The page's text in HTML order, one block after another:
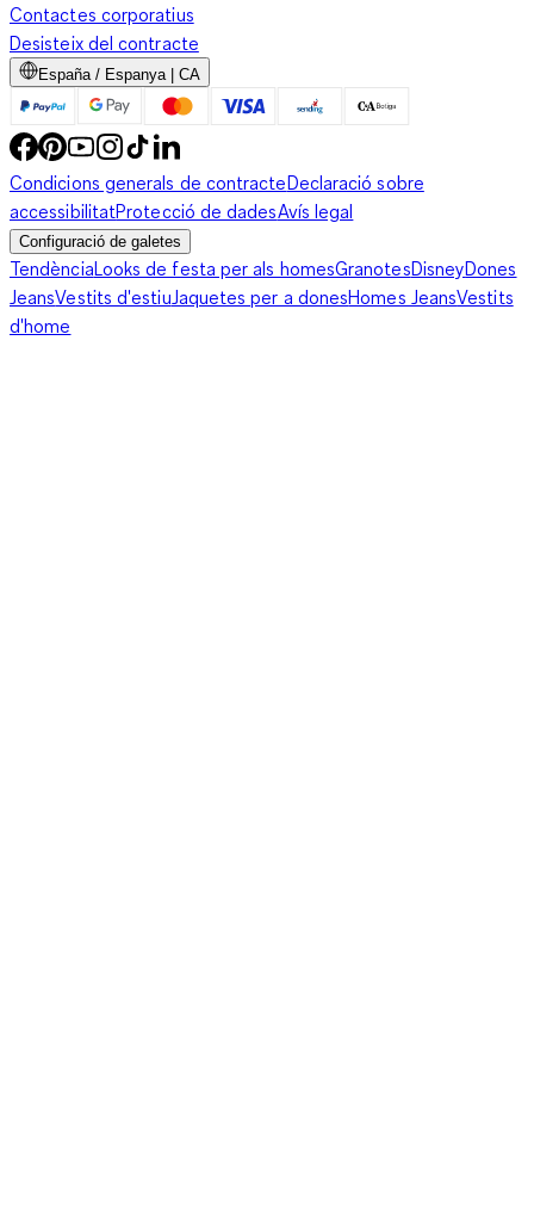
Contactes corporatius
Desisteix del contracte
España / Espanya | CA
Condicions generals de contracteDeclaració sobre
accessibilitatProtecció de dadesAvís legal
Configuració de galetes
TendènciaLooks de festa per als homesGranotesDisneyDones
JeansVestits d'estiuJaquetes per a donesHomes JeansVestits
d'home